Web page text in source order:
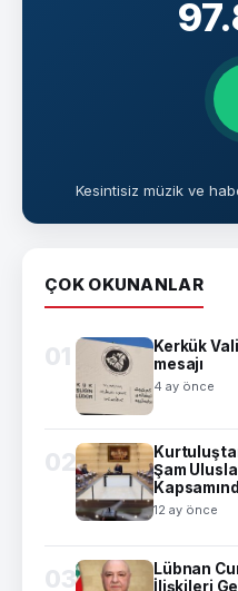
Kesintisiz müzik ve
ÇOK OKUNANLAR
01
Kerkük
mesajı
4 ay önce
02
Şam
12 ay önce
03
Lübnan
İlişkileri